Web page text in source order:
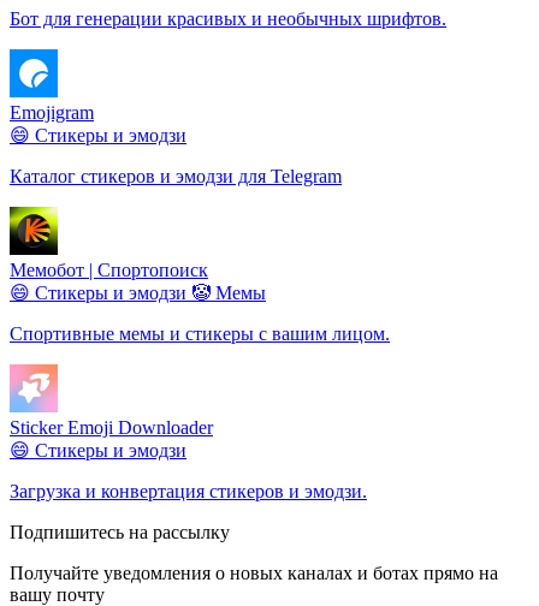
Бот для генерации красивых и необычных шрифтов.
Emojigram
😄 Стикеры и эмодзи
Каталог стикеров и эмодзи для Telegram
Мемобот | Спортопоиск
😄 Стикеры и эмодзи 🤡 Мемы
Спортивные мемы и стикеры с вашим лицом.
Sticker Emoji Downloader
😄 Стикеры и эмодзи
Загрузка и конвертация стикеров и эмодзи.
Подпишитесь на рассылку
Получайте уведомления о новых каналах и ботаx прямо на
вашу почту